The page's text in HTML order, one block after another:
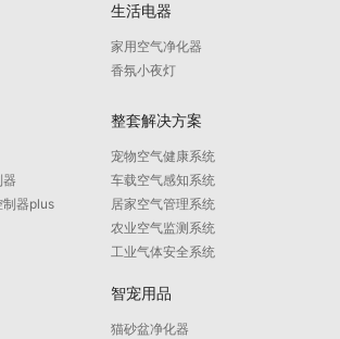
生活电器
家用空气净化器
香氛小夜灯
制器plus
整套解决方案
宠物空气健康系统
车载空气感知系统
居家空气管理系统
农业空气监测系统
工业气体安全系统
智宠用品
猫砂盆净化器